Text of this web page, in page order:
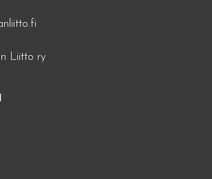
Liitto ry